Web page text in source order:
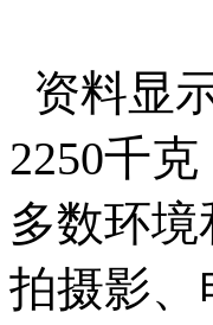
资料显
2250千
多数环
拍摄影、